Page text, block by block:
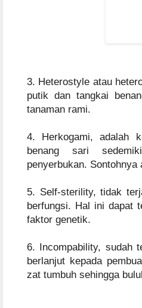
3. Heterostyle atau
putik dan tangkai
tanaman rami.
4. Herkogami, adalah
benang sari
penyerbukan. Sontohnya
5. Self-sterility, tidak
berfungsi. Hal ini dapat
faktor genetik.
6. Incompability, sudah
berlanjut kepada
zat tumbuh sehingga